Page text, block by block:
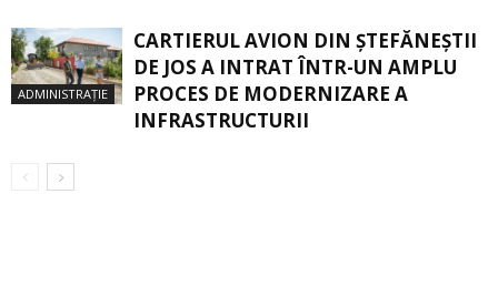
ADMINISTRAȚIE
CARTIERUL AVION DIN ŞTEFĂNEŞTII
DE JOS A INTRAT ÎNTR-UN AMPLU
PROCES DE MODERNIZARE A
INFRASTRUCTURII